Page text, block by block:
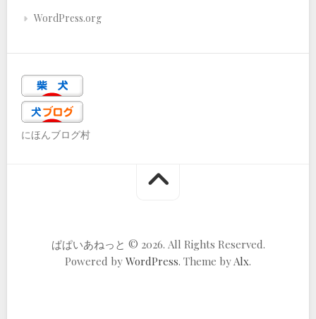
WordPress.org
にほんブログ村
ぱぱいあねっと © 2026. All Rights Reserved.
Powered by WordPress. Theme byAlx.